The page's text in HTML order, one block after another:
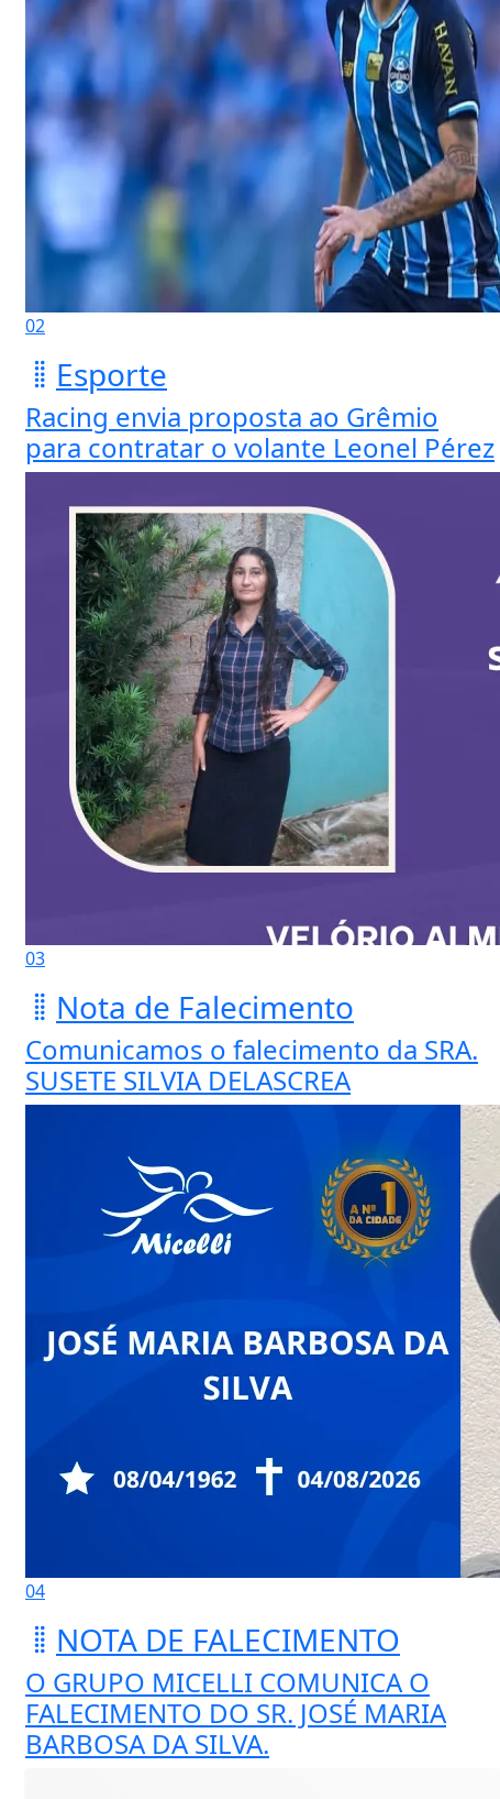
02
Esporte
Racing envia proposta ao Grêmio
para contratar o volante Leonel Pérez
03
Nota de Falecimento
Comunicamos o falecimento da SRA.
SUSETE SILVIA DELASCREA
04
NOTA DE FALECIMENTO
O GRUPO MICELLI COMUNICA O
FALECIMENTO DO SR. JOSÉ MARIA
BARBOSA DA SILVA.